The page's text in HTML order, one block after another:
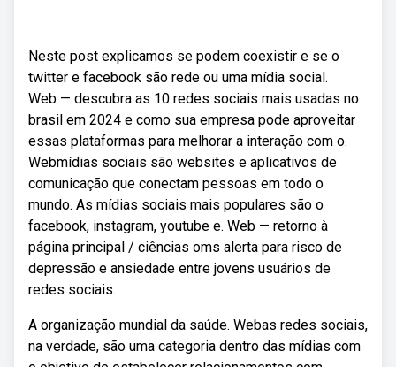
Neste post explicamos se podem coexistir e se o
twitter e facebook são rede ou uma mídia social.
Web — descubra as 10 redes sociais mais usadas no
brasil em 2024 e como sua empresa pode aproveitar
essas plataformas para melhorar a interação com o.
Webmídias sociais são websites e aplicativos de
comunicação que conectam pessoas em todo o
mundo. As mídias sociais mais populares são o
facebook, instagram, youtube e. Web — retorno à
página principal / ciências oms alerta para risco de
depressão e ansiedade entre jovens usuários de
redes sociais.
A organização mundial da saúde. Webas redes sociais,
na verdade, são uma categoria dentro das mídias com